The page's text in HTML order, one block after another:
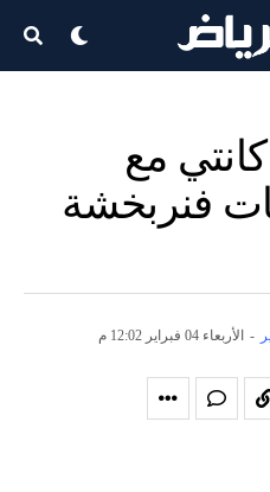
مع
فنربخشة
- الأربعاء 04 فبراير 12:02 م